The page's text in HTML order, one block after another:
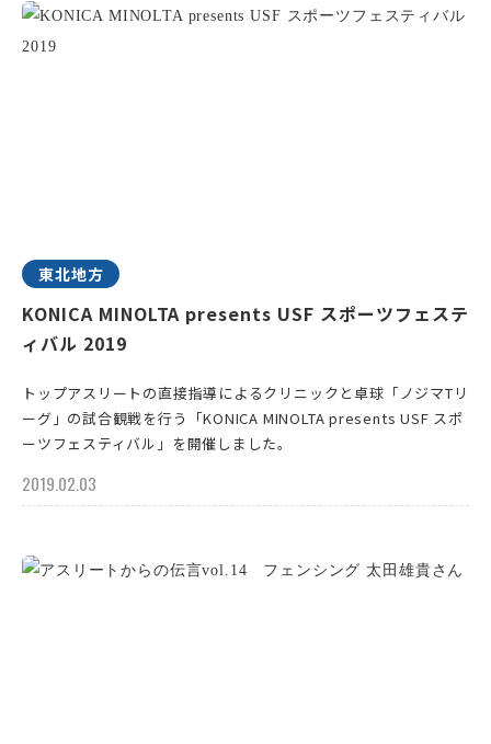
東北地方
KONICA MINOLTA presents USF スポーツフェステ
ィバル 2019
トップアスリートの直接指導によるクリニックと卓球「ノジマTリ
ーグ」の試合観戦を行う「KONICA MINOLTA presents USF スポ
ーツフェスティバル」を開催しました。
2019.02.03